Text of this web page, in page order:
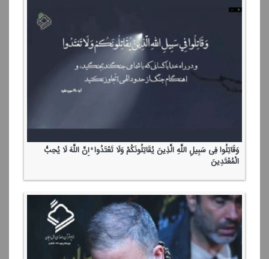
وَقَاتِلُوا فِی سَبِیلِ اللَّهِ الَّذِینَ یُقَاتِلُونَكُمْ وَلَا تَعْتَدُوا ۚ إِنَّ اللَّهَ لَا یُحِبُّ
الْمُعْتَدِینَ